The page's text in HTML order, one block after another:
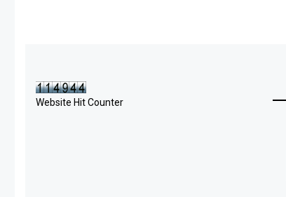
Website Hit Counter